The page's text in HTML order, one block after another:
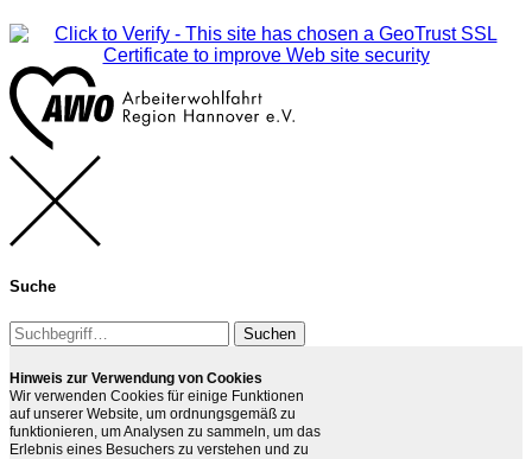
Suche
Suchen
Hinweis zur Verwendung von Cookies
Wir verwenden Cookies für einige Funktionen
auf unserer Website, um ordnungsgemäß zu
funktionieren, um Analysen zu sammeln, um das
Erlebnis eines Besuchers zu verstehen und zu